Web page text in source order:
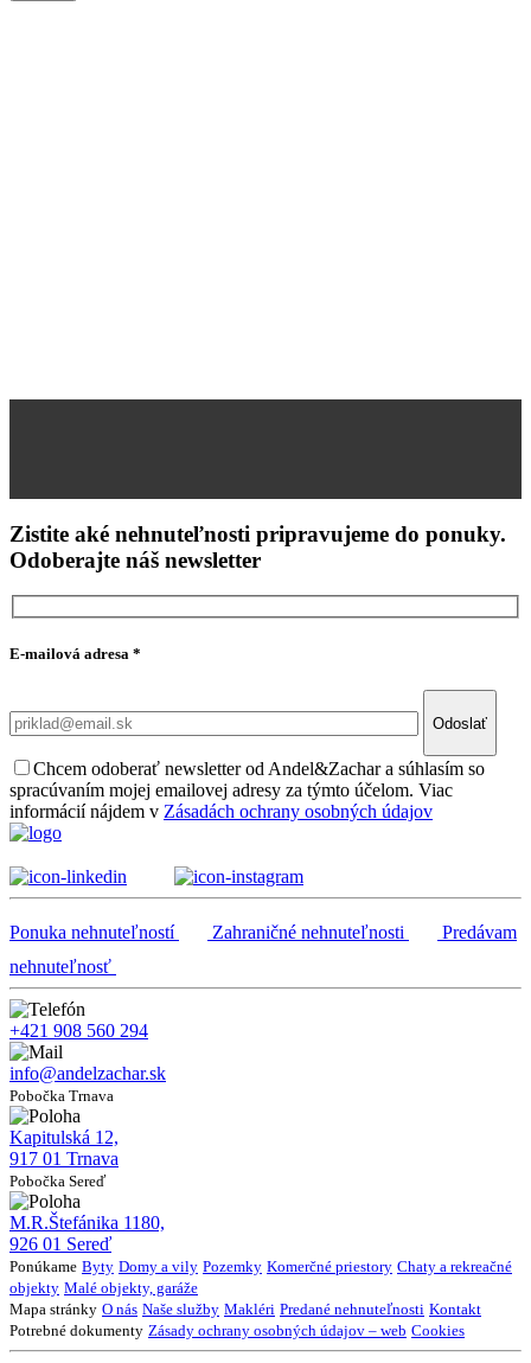
Zistite aké nehnuteľnosti pripravujeme do ponuky.
Odoberajte náš newsletter
E-mailová adresa *
Odoslať
Chcem odoberať newsletter od Andel&Zachar a súhlasím so
spracúvaním mojej emailovej adresy za týmto účelom. Viac
informácií nájdem v Zásadách ochrany osobných údajov
Ponuka nehnuteľností Zahraničné nehnuteľnosti
Predávam
nehnuteľnosť
+421 908 560 294
info@andelzachar.sk
Pobočka Trnava
Kapitulská 12,
917 01 Trnava
Pobočka Sereď
M.R.Štefánika 1180,
926 01 Sereď
Ponúkame Byty Domy a vily Pozemky Komerčné priestory Chaty a rekreačné
objekty Malé objekty, garáže
Mapa stránky O nás Naše služby Makléri Predané nehnuteľnosti Kontakt
Potrebné dokumenty Zásady ochrany osobných údajov – web Cookies